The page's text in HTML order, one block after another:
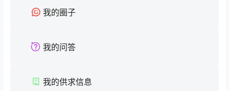
我的圈子
我的问答
我的供求信息